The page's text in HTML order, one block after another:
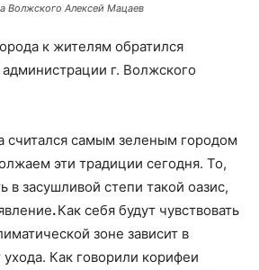
Волжского Алексей Мацаев
к жителям обратился
г. Волжского
считался самым зеленым городом
эти традиции сегодня. То,
в засушливой степи такой оазис,
.Как себя будут чувствовать
зоне зависит в
Как говорили корифеи